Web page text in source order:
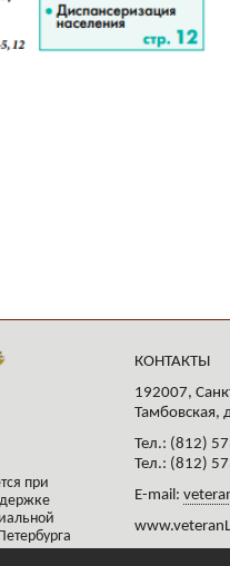
при
КОНТАКТЫ
192007,
Тамбовская,
Тел.: (812)
Тел.: (812)
E-mail: